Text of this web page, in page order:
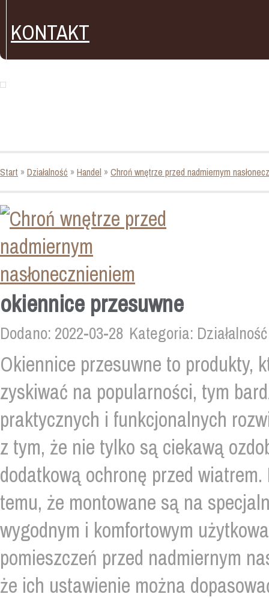
KONTAKT
Start »Działalność »Handel »Chroń wnętrze przed nadmiernym
okiennice przesuwne
Dodano: 2022-03-28 Kategoria:
Okiennice przesuwne to produkty,
zyskiwać na popularności, tym
praktycznych i funkcjonalnych
z tym, że nie tylko są ciekawą
dodatkową ochronę przed
temu, że montowane są na
wygodnym i komfortowym
pomieszczeń przed nadmiernym
że ich ustawienie można